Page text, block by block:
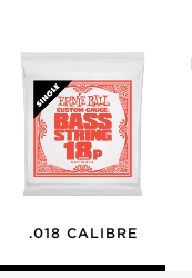
.018 CALIBRE